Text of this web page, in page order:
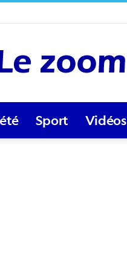
Lezoom
Sport Vidéos